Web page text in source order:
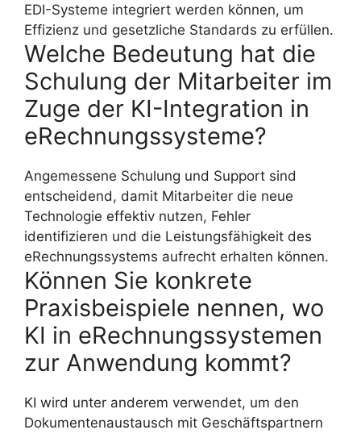
EDI-Systeme integriert werden können, um
Effizienz und gesetzliche Standards zu erfüllen.
Welche Bedeutung hat die
Schulung der Mitarbeiter im
Zuge der KI-Integration in
eRechnungssysteme?
Angemessene Schulung und Support sind
entscheidend, damit Mitarbeiter die neue
Technologie effektiv nutzen, Fehler
identifizieren und die Leistungsfähigkeit des
eRechnungssystems aufrecht erhalten können.
Können Sie konkrete
Praxisbeispiele nennen, wo
KI in eRechnungssystemen
zur Anwendung kommt?
KI wird unter anderem verwendet, um den
Dokumentenaustausch mit Geschäftspartnern